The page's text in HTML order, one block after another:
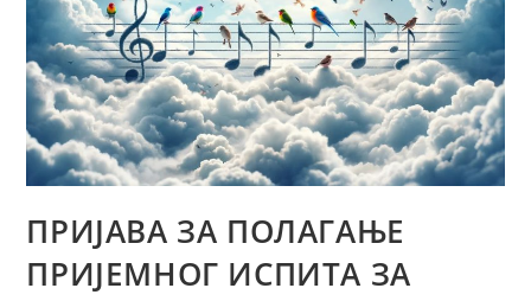
ПРИЈАВА ЗА ПОЛАГАЊЕ
ПРИЈЕМНОГ ИСПИТА ЗА